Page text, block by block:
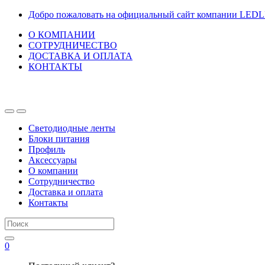
Перейти
навигации
Перейти
содержанию
Добро пожаловать на официальный сайт компании
О КОМПАНИИ
СОТРУДНИЧЕСТВО
ДОСТАВКА И ОПЛАТА
КОНТАКТЫ
Светодиодные ленты
Блоки питания
Профиль
Аксессуары
О компании
Сотрудничество
Доставка и оплата
Контакты
Искать:
0